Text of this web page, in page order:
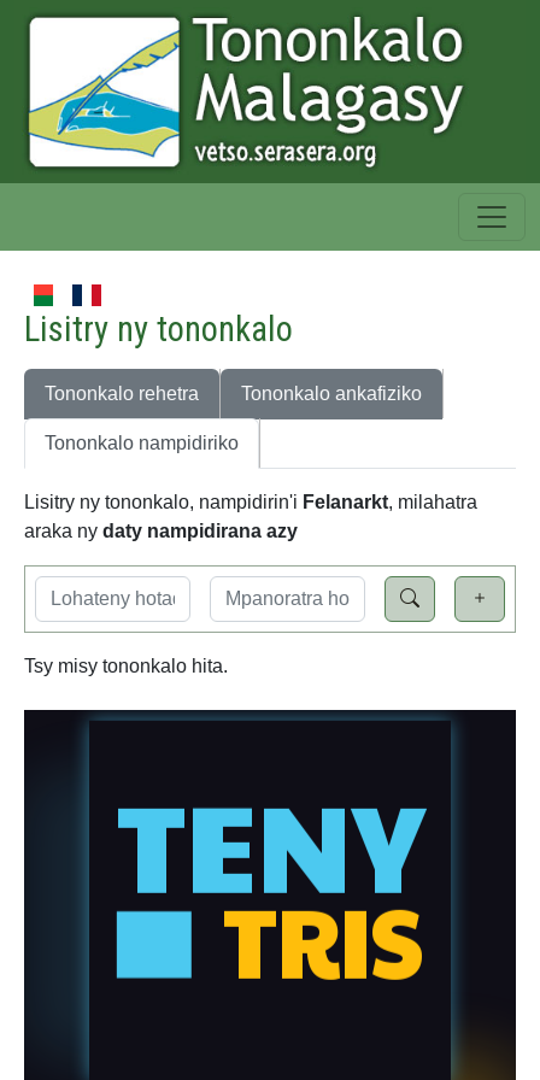
Lisitry ny tononkalo
Tononkalo rehetra Tononkalo ankafiziko
Tononkalo nampidiriko
Lisitry ny tononkalo, nampidirin'i Felanarkt, milahatra
araka ny daty nampidirana azy
Tsy misy tononkalo hita.